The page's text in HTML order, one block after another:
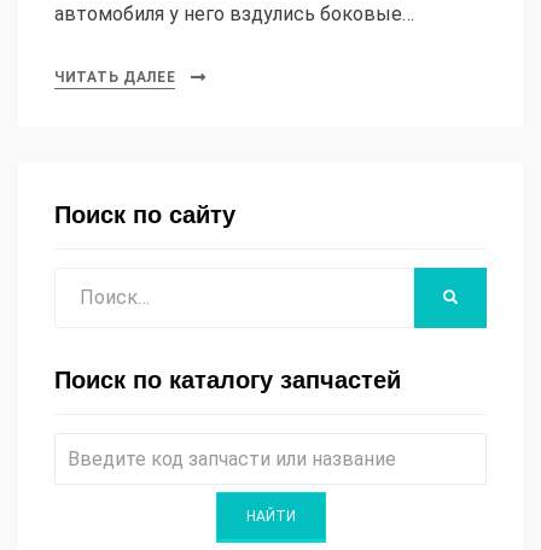
автомобиля у него вздулись боковые…
ЧИТАТЬ ДАЛЕЕ
Поиск по сайту
Поиск по каталогу запчастей